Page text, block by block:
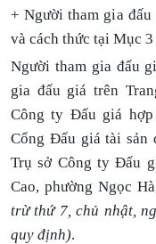
+ Người tham gia
và cách thức tại Mục
Người tham gia đấu
gia đấu giá trên
Công ty Đấu giá
Cổng Đấu giá tài
Trụ sở Công ty Đấu
Cao, phường Ngọc
trừ thứ 7, chủ nhật,
quy định).